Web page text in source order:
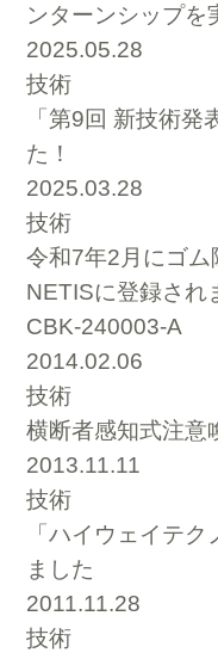
ンターンシップを
2025.05.28
技術
「第9回 新技術
た！
2025.03.28
技術
令和7年2月にゴ
NETISに登録され
CBK-240003-A
2014.02.06
技術
横断者感知式注意
2013.11.11
技術
「ハイウェイテ
ました
2011.11.28
技術